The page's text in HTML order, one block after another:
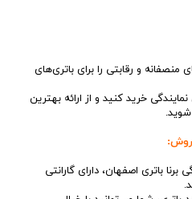
منصفانه و رقابتی را برای باتری‌های
خرید کنید و از ارائه بهترین
شوید.
باتری اصفهان، دارای گارانتی